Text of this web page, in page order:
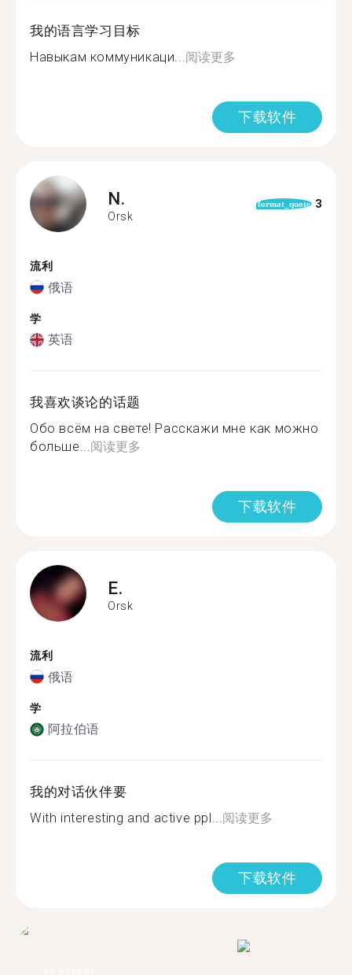
我的语言学习目标
Навыкам коммуникаци...阅读更多
下载软件
N.
Orsk
format_quote 3
流利
俄语
学
英语
我喜欢谈论的话题
Обо всём на свете! Расскажи мне как можно
больше...阅读更多
下载软件
E.
Orsk
流利
俄语
学
阿拉伯语
我的对话伙伴要
With interesting and active ppl...阅读更多
下载软件